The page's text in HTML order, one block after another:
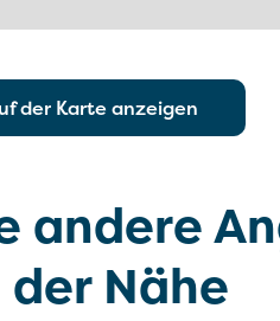
der Karte anzeigen
andere
der Nähe